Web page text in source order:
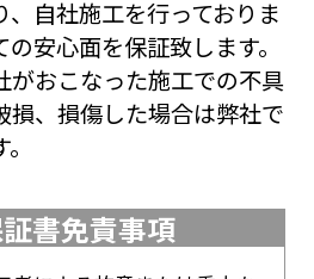
自社施工を行っておりま
安心面を保証致します。
がおこなった施工での不具
損、損傷した場合は弊社で
書免責事項